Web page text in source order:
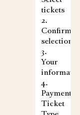
tickets
2.
Confirm
selection
3.
Your
information
4.
Payment
Ticket